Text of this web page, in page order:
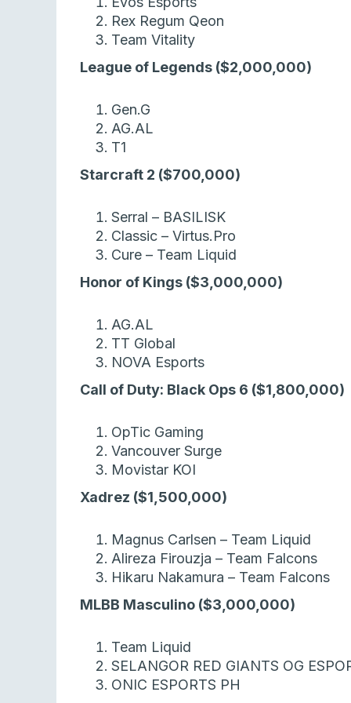
Rex Regum Qeon
Team Vitality
League of Legends ($2,000,000)
Gen.G
AG.AL
T1
Starcraft 2 ($700,000)
Serral – BASILISK
Classic – Virtus.Pro
Cure – Team Liquid
Honor of Kings ($3,000,000)
AG.AL
TT Global
NOVA Esports
Call of Duty: Black Ops 6 ($1,800,000)
OpTic Gaming
Vancouver Surge
Movistar KOI
Xadrez ($1,500,000)
Magnus Carlsen – Team Liquid
Alireza Firouzja – Team Falcons
Hikaru Nakamura – Team Falcons
MLBB Masculino ($3,000,000)
Team Liquid
SELANGOR RED GIANTS OG
ONIC ESPORTS PH